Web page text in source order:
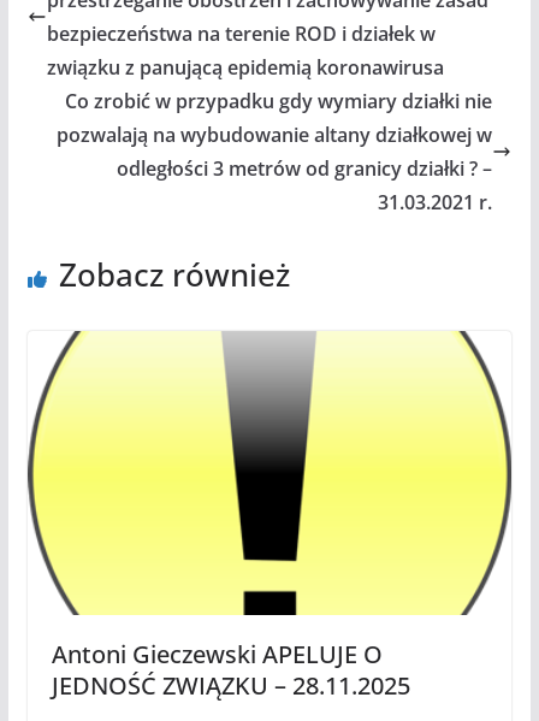
bezpieczeństwa na terenie ROD i działek w
związku z panującą epidemią koronawirusa
Co zrobić w przypadku gdy wymiary działki nie
pozwalają na wybudowanie altany działkowej w
odległości 3 metrów od granicy działki ? –
31.03.2021 r.
Zobacz również
Antoni Gieczewski APELUJE O
JEDNOŚĆ ZWIĄZKU – 28.11.2025